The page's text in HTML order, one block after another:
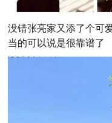
没错张亮家又添了个可
当的可以说是很靠谱了